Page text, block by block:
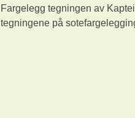
Fargelegg tegningen av
tegningene på